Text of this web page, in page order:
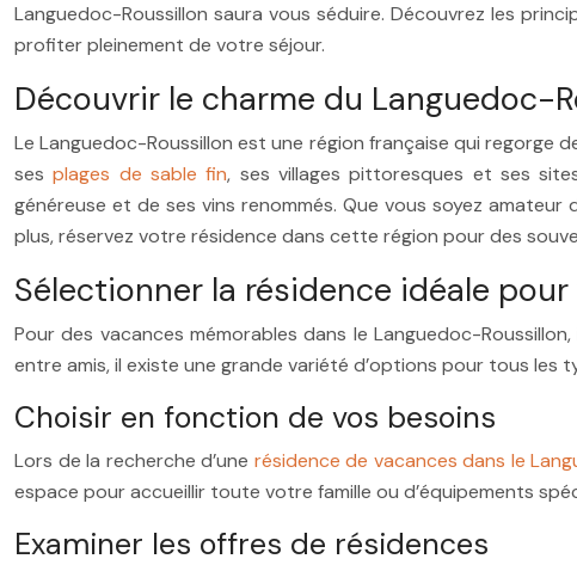
Languedoc-Roussillon saura vous séduire. Découvrez les
profiter pleinement de votre séjour.
Découvrir le charme du Languedoc-
Le Languedoc-Roussillon est une région française qui regorge
sesplages de sable fin, ses villages pittoresques et ses
généreuse et de ses vins renommés. Que vous soyez
plus, réservez votre résidence dans cette région pour des
Sélectionner la résidence idéale pour
Pour des vacances mémorables dans le Languedoc-
entre amis, il existe une grande variété d’options pour tous les
Choisir en fonction de vos besoins
Lors de la recherche d’une résidence de vacances dans le
espace pour accueillir toute votre famille ou d’équipements
Examiner les offres de résidences